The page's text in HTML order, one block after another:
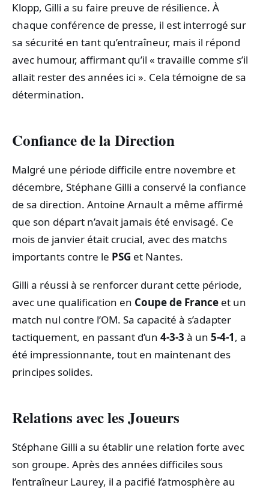
Klopp, Gilli a su faire preuve de résilience. À
chaque conférence de presse, il est interrogé sur
sa sécurité en tant qu’entraîneur, mais il répond
avec humour, affirmant qu’il « travaille comme s’il
allait rester des années ici ». Cela témoigne de sa
détermination.
Confiance de la Direction
Malgré une période difficile entre novembre et
décembre, Stéphane Gilli a conservé la confiance
de sa direction. Antoine Arnault a même affirmé
que son départ n’avait jamais été envisagé. Ce
mois de janvier était crucial, avec des matchs
importants contre le PSG et Nantes.
Gilli a réussi à se renforcer durant cette période,
avec une qualification en Coupe de France et un
match nul contre l’OM. Sa capacité à s’adapter
tactiquement, en passant d’un 4-3-3 à un 5-4-1, a
été impressionnante, tout en maintenant des
principes solides.
Relations avec les Joueurs
Stéphane Gilli a su établir une relation forte avec
son groupe. Après des années difficiles sous
l’entraîneur Laurey, il a pacifié l’atmosphère au